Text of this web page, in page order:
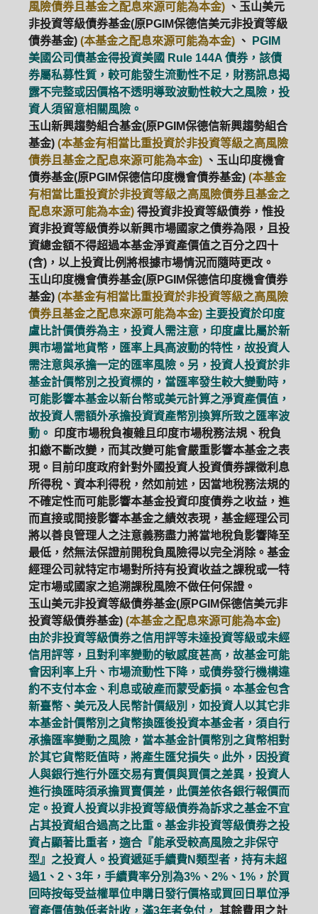
PGIM系列基金 168循環投資
定期(不)定額 高成長基金 月配息
風險債券且基金之配息來源可能為本金) 、玉山美元
非投資等級債券基金(原PGIM保德信美元非投資等級
債券基金) (本基金之配息來源可能為本金) 、
PGIM
美國公司債基金得投資美國 Rule 144A 債券，該債
券屬私募性質，較可能發生流動性不足，財務訊息揭
露不完整或因價格不透明導致波動性較大之風險，投
資人須留意相關風險。
玉山新興趨勢組合基金(原PGIM保德信新興趨勢組合
基金) (本基金有相當比重投資於非投資等級之高風險
債券且基金之配息來源可能為本金) 、玉山印度機會
債券基金(原PGIM保德信印度機會債券基金) (本基金
有相當比重投資於非投資等級之高風險債券且基金之
配息來源可能為本金) 得投資非投資等級債券，惟投
資非投資等級債券以新興市場國家之債券為限，且投
資總金額不得超過本基金淨資產價值之百分之四十
(含)，以上投資比例將根據市場情況而隨時更改。
玉山印度機會債券基金(原PGIM保德信印度機會債券
基金) (本基金有相當比重投資於非投資等級之高風險
債券且基金之配息來源可能為本金) 主要投資於印度
盧比計價債券為主，投資人需注意，印度盧比屬於新
興市場當地貨幣，匯率上具高波動的特性，故投資人
需注意與承擔一定的匯率風險。另，投資人投資於非
基金計價幣別之投資標的，當匯率發生較大變動時，
可能影響本基金以新台幣或美元計算之淨資產價值，
故投資人需額外承擔投資資產幣別換算所致之匯率波
動。 印度市場稅負複雜且印度市場稅務法規、稅負
扣繳不斷改變，而其改變可能會嚴重影響本基金之表
現。目前印度政府針對外國投資人投資債券課徵利息
所得稅、資本利得稅，然如前述，因當地稅務法規的
不確定性而可能影響本基金投資印度債券之收益，進
而直接或間接影響本基金之績效表現，基金經理公司
將以善良管理人之注意義務盡力將當地稅負影響降至
最低，然無法保證前開稅負風險得以完全消除。基金
經理公司就特定市場對所持有投資收益之課稅或一特
定市場或國家之追溯課稅風險不做任何保證。
玉山美元非投資等級債券基金(原PGIM保德信美元非
投資等級債券基金) (本基金之配息來源可能為本金)
由於非投資等級債券之信用評等未達投資等級或未經
信用評等，且對利率變動的敏感度甚高，故基金可能
會因利率上升、市場流動性下降，或債券發行機構違
約不支付本金、利息或破產而蒙受虧損。本基金包含
新臺幣、美元及人民幣計價級別，如投資人以其它非
本基金計價幣別之貨幣換匯後投資本基金者，須自行
承擔匯率變動之風險，當本基金計價幣別之貨幣相對
於其它貨幣貶值時，將產生匯兌損失。此外，因投資
人與銀行進行外匯交易有賣價與買價之差異，投資人
進行換匯時須承擔買賣價差，此價差依各銀行報價而
定。投資人投資以非投資等級債券為訴求之基金不宜
占其投資組合過高之比重。基金非投資等級債券之投
資占顯著比重者，適合『能承受較高風險之非保守
型』之投資人。投資遞延手續費N類型者，持有未超
過1、2、3年，手續費率分別為3%、2%、1%，於買
回時按每受益權單位申購日發行價格或買回日單位淨
資產價值孰低者計收，滿3年者免付， 其餘費用之計